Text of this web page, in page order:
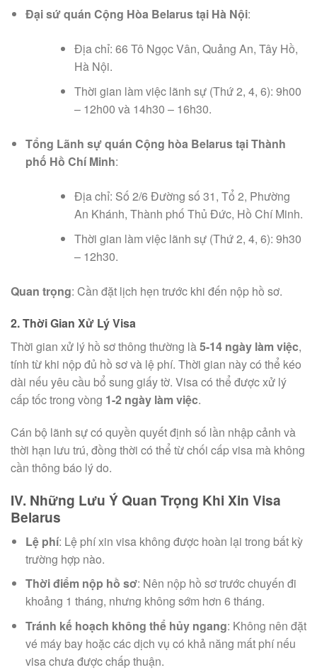
Đại sứ quán Cộng Hòa Belarus tại Hà Nội:
Địa chỉ: 66 Tô Ngọc Vân, Quảng An, Tây Hồ,
Hà Nội.
Thời gian làm việc lãnh sự (Thứ 2, 4, 6): 9h00
– 12h00 và 14h30 – 16h30.
Tổng Lãnh sự quán Cộng hòa Belarus tại Thành
phố Hồ Chí Minh:
Địa chỉ: Số 2/6 Đường số 31, Tổ 2, Phường
An Khánh, Thành phố Thủ Đức, Hồ Chí Minh.
Thời gian làm việc lãnh sự (Thứ 2, 4, 6): 9h30
– 12h30.
Quan trọng: Cần đặt lịch hẹn trước khi đến nộp hồ sơ.
2. Thời Gian Xử Lý Visa
Thời gian xử lý hồ sơ thông thường là5-14 ngày làm việc,
tính từ khi nộp đủ hồ sơ và lệ phí. Thời gian này có thể kéo
dài nếu yêu cầu bổ sung giấy tờ. Visa có thể được xử lý
cấp tốc trong vòng 1-2 ngày làm việc.
Cán bộ lãnh sự có quyền quyết định số lần nhập cảnh và
thời hạn lưu trú, đồng thời có thể từ chối cấp visa mà không
cần thông báo lý do.
IV. Những Lưu Ý Quan Trọng Khi Xin Visa
Belarus
Lệ phí: Lệ phí xin visa không được hoàn lại trong bất kỳ
trường hợp nào.
Thời điểm nộp hồ sơ: Nên nộp hồ sơ trước chuyến đi
khoảng 1 tháng, nhưng không sớm hơn 6 tháng.
Tránh kế hoạch không thể hủy ngang: Không nên đặt
vé máy bay hoặc các dịch vụ có khả năng mất phí nếu
visa chưa được chấp thuận.